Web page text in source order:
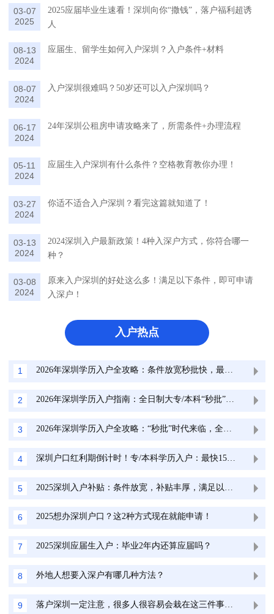
03-07
2025
2025应届毕业生速看！深圳向你“撒钱”，落户福利超诱
人
08-13
2024
应届生、留学生如何入户深圳？入户条件+材料
08-07
2024
入户深圳很难吗？50岁还可以入户深圳吗？
06-17
2024
24年深圳公租房申请攻略来了，所需条件+办理流程
05-11
2024
应届生入户深圳有什么条件？空格教育教你办理！
03-27
2024
你适不适合入户深圳？看完这篇就知道了！
03-13
2024
2024深圳入户最新政策！4种入深户方式，你符合哪一
种？
03-08
2024
原来入户深圳的好处这么多！满足以下条件，即可申请
入深户！
入户热点
1 2026年深圳学历入户全攻略：条件放宽秒批快，最高领10万补贴！
2 2026年深圳学历入户指南：全日制大专/本科“秒批”通道，最快15天拿户口！
3 2026年深圳学历入户全攻略：“秒批”时代来临，全日制学历人群最快15天拿深户！
4 深圳户口红利期倒计时！专/本科学历入户：最快15天，无房产也能落
5
6 2025想办深圳户口？这2种方式现在就能申请！
7 2025深圳应届生入户：毕业2年内还算应届吗？
8 外地人想要入深户有哪几种方法？
9 落户深圳一定注意，很多人很容易会栽在这三件事上！